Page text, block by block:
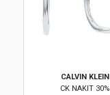
CALVIN KLEIN
CK NAKIT 30%